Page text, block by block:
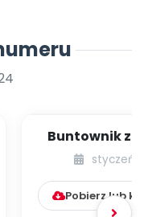
Buntownik z
Dziecko,
jest na
styczeń
Pobierz lub